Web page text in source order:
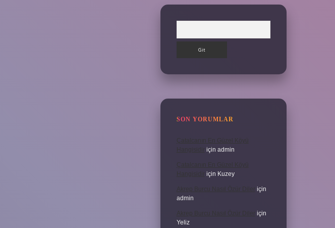
SON YORUMLAR
Çatalcanın En Güzel Köyü
Hangisidir için admin
Çatalcanın En Güzel Köyü
Hangisidir için Kuzey
Akrep Burcu Nasıl Özür Diler için
admin
Akrep Burcu Nasıl Özür Diler için
Yeliz